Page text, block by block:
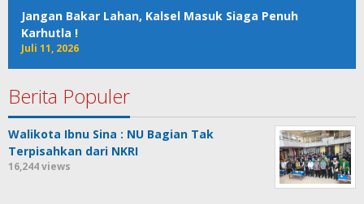
Jangan Bakar Lahan, Kalsel Masuk Siaga Penuh
Karhutla !
Juli 11, 2026
Berita Populer
Walikota Ibnu Sina : NU Bagian Tak
Terpisahkan dari NKRI
16,244 views